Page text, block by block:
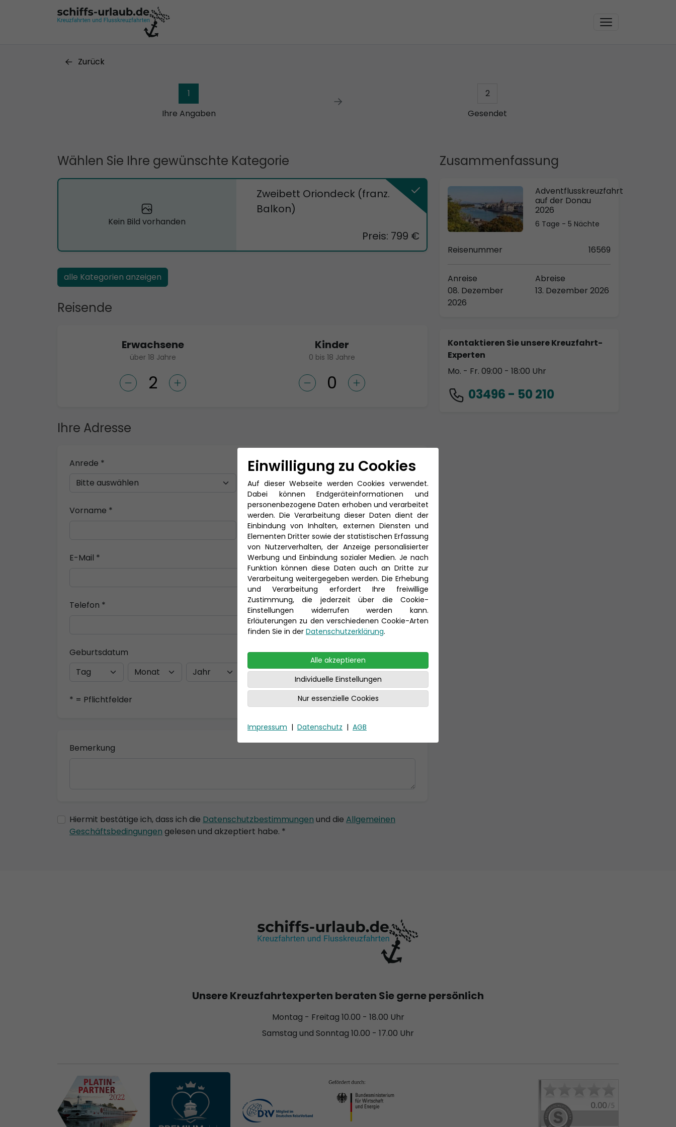
Zurück
1
Ihre Angaben
2
Gesendet
Zusammenfassung
Adventflusskreuzfahrt
auf der Donau
2026
6 Tage - 5 Nächte
Reisenummer 16569
Anreise
08. Dezember
2026
Abreise
13. Dezember 2026
Kontaktieren Sie unsere Kreuzfahrt-
Experten
Mo. - Fr. 09:00 - 18:00 Uhr
03496 - 50 210
Wählen Sie Ihre gewünschte Kategorie
Kein Bild vorhanden
Zweibett Oriondeck (franz.
Balkon)
Preis: 799 €
alle Kategorien anzeigen
Reisende
Erwachsene
über 18 Jahre
Kinder
0 bis 18 Jahre
Ihre Adresse
Anrede * Titel
Vorname * Nachname *
E-Mail *
Telefon *
Geburtsdatum
* = Pflichtfelder
Bemerkung
Hiermit bestätige ich, dass ich die Datenschutzbestimmungen und die Allgemeinen
Geschäftsbedingungen gelesen und akzeptiert habe. *
Einwilligung zu Cookies
Auf dieser Webseite werden Cookies verwendet.
Dabei können Endgeräteinformationen und
personenbezogene Daten erhoben und verarbeitet
werden. Die Verarbeitung dieser Daten dient der
Einbindung von Inhalten, externen Diensten und
Elementen Dritter sowie der statistischen Erfassung
von Nutzerverhalten, der Anzeige personalisierter
Werbung und Einbindung sozialer Medien. Je nach
Funktion können diese Daten auch an Dritte zur
Verarbeitung weitergegeben werden. Die Erhebung
und Verarbeitung erfordert Ihre freiwillige
Zustimmung, die jederzeit über die Cookie-
Einstellungen widerrufen werden kann.
Erläuterungen zu den verschiedenen Cookie-Arten
finden Sie in der Datenschutzerklärung.
Alle akzeptieren
Individuelle Einstellungen
Nur essenzielle Cookies
Impressum | Datenschutz | AGB
Unsere Kreuzfahrtexperten beraten Sie gerne persönlich
Montag - Freitag 10.00 - 18.00 Uhr
Samstag und Sonntag 10.00 - 17.00 Uhr